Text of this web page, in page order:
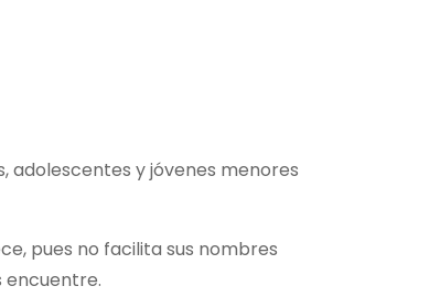
adolescentes y jóvenes menores
pues no facilita sus nombres
encuentre.